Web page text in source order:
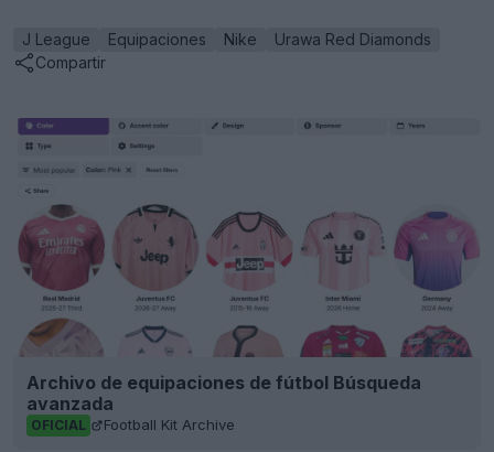
J League Equipaciones Nike
Urawa Red Diamonds
Compartir
Archivo de equipaciones de fútbol Búsqueda
avanzada
OFICIAL Football Kit Archive